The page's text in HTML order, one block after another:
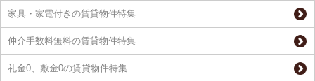
家具・家電付きの賃貸物件特集
仲介手数料無料の賃貸物件特集
礼金0、敷金0の賃貸物件特集